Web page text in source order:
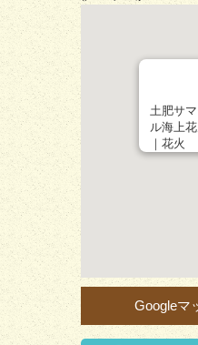
土肥サ
ル海上
｜花火
Googleマ